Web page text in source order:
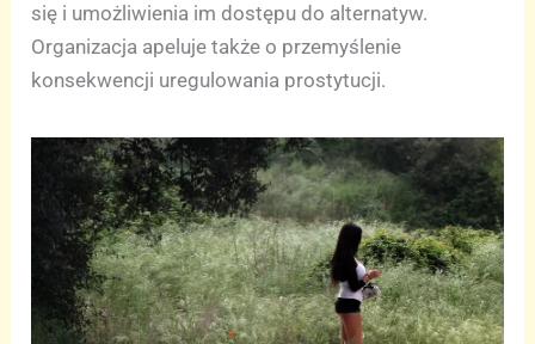
się i umożliwienia im dostępu do alternatyw.
Organizacja apeluje także o przemyślenie
konsekwencji uregulowania prostytucji.